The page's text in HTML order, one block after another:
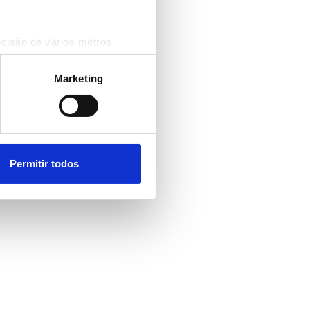
de vários metros
digital)
na
secção de detalhes
de redes sociais, de
recolhidas por estes a
Marketing
Permitir todos